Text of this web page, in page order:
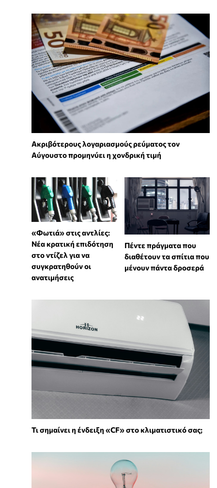
Ακριβότερους λογαριασμούς ρεύματος τον
Αύγουστο προμηνύει η χονδρική τιμή
«Φωτιά» στις αντλίες:
Νέα κρατική επιδότηση
στο ντίζελ για να
συγκρατηθούν οι
ανατιμήσεις
Πέντε πράγματα που
διαθέτουν τα σπίτια που
μένουν πάντα δροσερά
Τι σημαίνει η ένδειξη «CF» στο κλιματιστικό σας;